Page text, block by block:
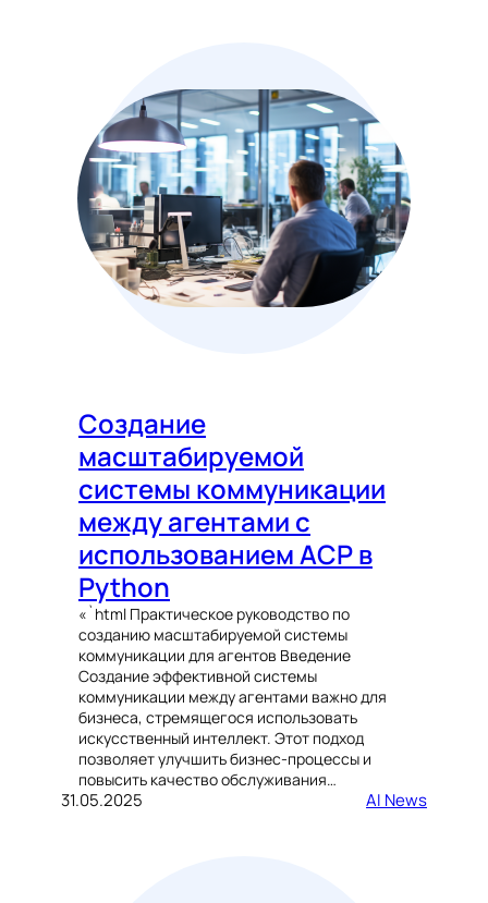
Создание
масштабируемой
системы коммуникации
между агентами с
использованием ACP в
Python
«`html Практическое руководство по
созданию масштабируемой системы
коммуникации для агентов Введение
Создание эффективной системы
коммуникации между агентами важно для
бизнеса, стремящегося использовать
искусственный интеллект. Этот подход
позволяет улучшить бизнес-процессы и
повысить качество обслуживания…
31.05.2025 AI News